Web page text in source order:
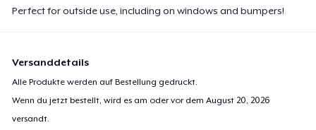
Perfect for outside use, including on windows and bumpers!
Versanddetails
Alle Produkte werden auf Bestellung gedruckt.
Wenn du jetzt bestellt, wird es am oder vor demAugust 20, 2026
versandt.